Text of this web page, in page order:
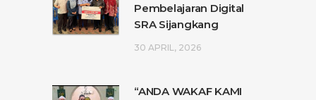
Pembelajaran Digital
SRA Sijangkang
30 APRIL, 2026
“ANDA WAKAF KAMI